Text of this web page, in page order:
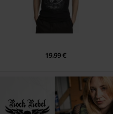
19,99 €